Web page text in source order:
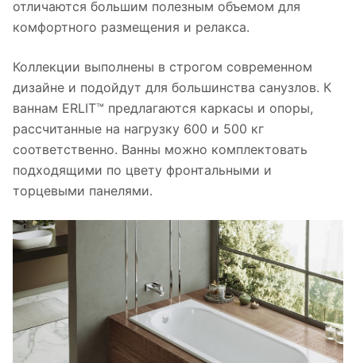
отличаются большим полезным объемом для
комфортного размещения и релакса.
Коллекции выполнены в строгом современном
дизайне и подойдут для большинства санузлов. К
ваннам ERLIT™ предлагаются каркасы и опоры,
рассчитанные на нагрузку 600 и 500 кг
соответственно. Ванны можно комплектовать
подходящими по цвету фронтальными и
торцевыми панелями.